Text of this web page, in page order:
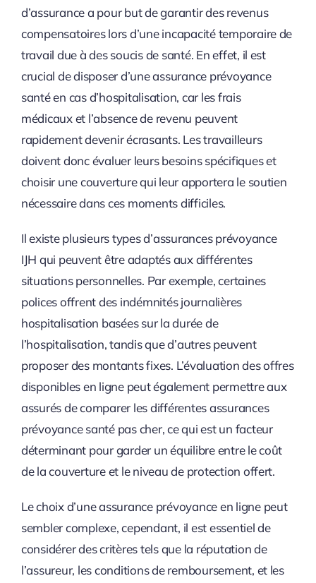
d’assurance a pour but de garantir des revenus
compensatoires lors d’une incapacité temporaire de
travail due à des soucis de santé. En effet, il est
crucial de disposer d’une assurance prévoyance
santé en cas d’hospitalisation, car les frais
médicaux et l’absence de revenu peuvent
rapidement devenir écrasants. Les travailleurs
doivent donc évaluer leurs besoins spécifiques et
choisir une couverture qui leur apportera le soutien
nécessaire dans ces moments difficiles.
Il existe plusieurs types d’assurances prévoyance
IJH qui peuvent être adaptés aux différentes
situations personnelles. Par exemple, certaines
polices offrent des indémnités journalières
hospitalisation basées sur la durée de
l’hospitalisation, tandis que d’autres peuvent
proposer des montants fixes. L’évaluation des offres
disponibles en ligne peut également permettre aux
assurés de comparer les différentes assurances
prévoyance santé pas cher, ce qui est un facteur
déterminant pour garder un équilibre entre le coût
de la couverture et le niveau de protection offert.
Le choix d’une assurance prévoyance en ligne peut
sembler complexe, cependant, il est essentiel de
considérer des critères tels que la réputation de
l’assureur, les conditions de remboursement, et les